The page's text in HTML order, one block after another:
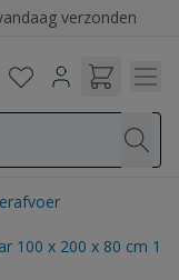
verzonden
100 x 200 x 80 cm 1